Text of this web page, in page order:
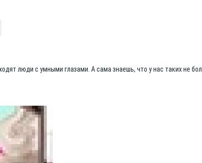
люди с умными глазами. А сама знаешь, что у нас таких не